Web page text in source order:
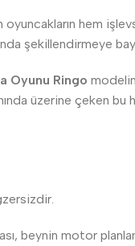
hem
şekillendirmeye
Oyunu Ringo
üzerine çeken bu
beynin motor